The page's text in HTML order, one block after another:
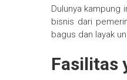
Dulunya kampung
bisnis dari
bagus dan layak
Fasilitas